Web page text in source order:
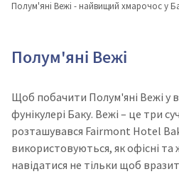
Полум'яні Вежі - найвищий хмарочос у
Полум'яні Вежі
Щоб побачити Полум'яні Вежі у
фунікулері Баку. Вежі – це три
розташувався Fairmont Hotel
використовуються, як офісні
навідатися не тільки щоб